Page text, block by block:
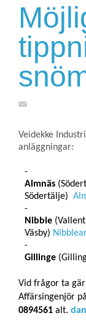
Veidekke
anläggningar:
Almnäs
Södertälje)
Nibble
Väsby)
Gillinge
Vid frågor ta
Affärsingenjör
0894561 alt.